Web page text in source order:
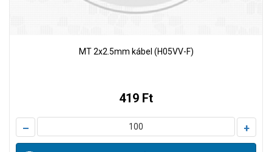
MT 2x2.5mm kábel (H05VV-F)
419 Ft
– +